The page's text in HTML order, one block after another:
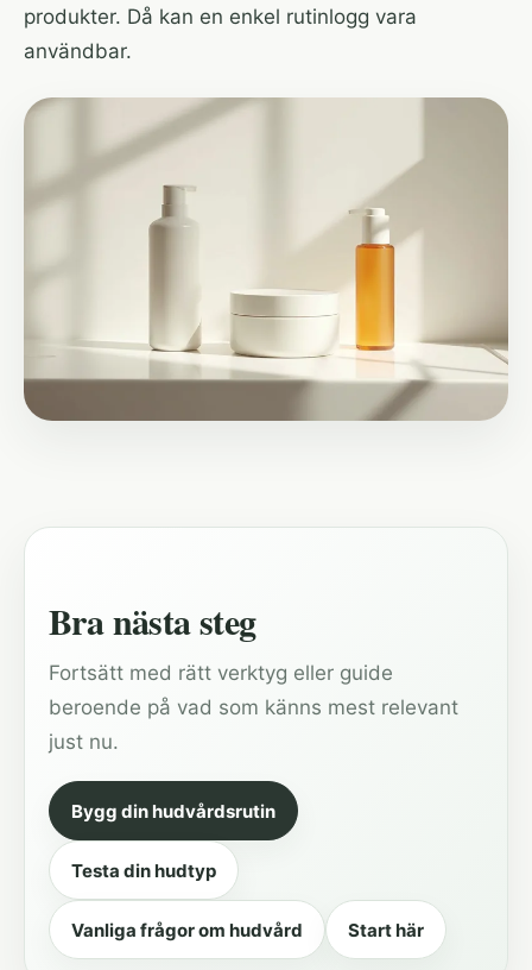
produkter. Då kan en enkel rutinlogg vara
användbar.
Bra nästa steg
Fortsätt med rätt verktyg eller guide
beroende på vad som känns mest relevant
just nu.
Bygg din hudvårdsrutin
Testa din hudtyp
Vanliga frågor om hudvård Start här